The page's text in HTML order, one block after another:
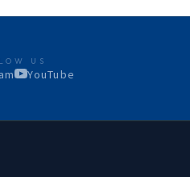
US
YouTube